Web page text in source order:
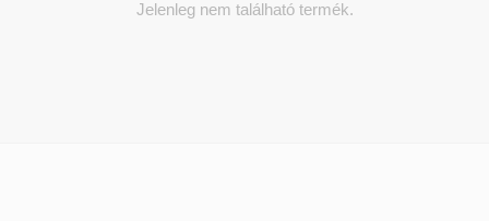
Jelenleg nem található termék.